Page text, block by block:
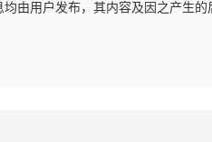
由用户发布，其内容及因之产生